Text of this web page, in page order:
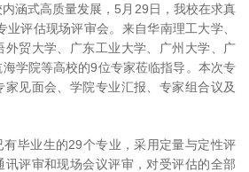
涵式高质量发展， 5月29日， 我校在求真
业评估现场评审会。来自华南理工大学、
外贸大学、广东工业大学、广州大学、广
学院等高校的9位专家莅临指导。本次专
家见面会、学院专业汇报、专家组合议及
有毕业生的29个专业，采用定量与定性评
讯评审和现场会议评审，对受评估的全部